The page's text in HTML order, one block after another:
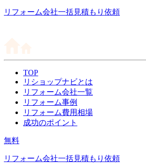
リフォーム会社一括見積もり依頼
TOP
リショップナビとは
リフォーム会社一覧
リフォーム事例
リフォーム費用相場
成功のポイント
無料
リフォーム会社一括見積もり依頼